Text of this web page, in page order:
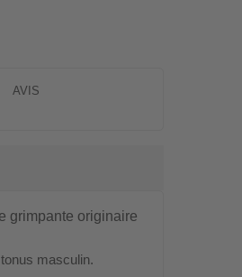
AVIS
grimpante originaire
masculin.